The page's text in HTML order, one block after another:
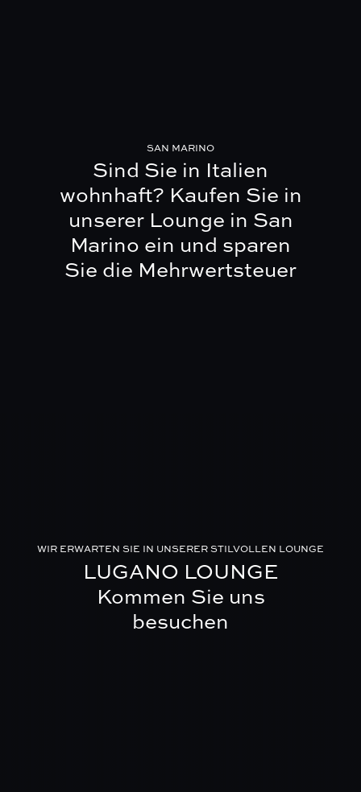
SAN MARINO
Sind Sie in Italien
wohnhaft? Kaufen Sie in
unserer Lounge in San
Marino ein und sparen
Sie die Mehrwertsteuer
WIR ERWARTEN SIE IN UNSERER STILVOLLEN LOUNGE
LUGANO LOUNGE
Kommen Sie uns
besuchen